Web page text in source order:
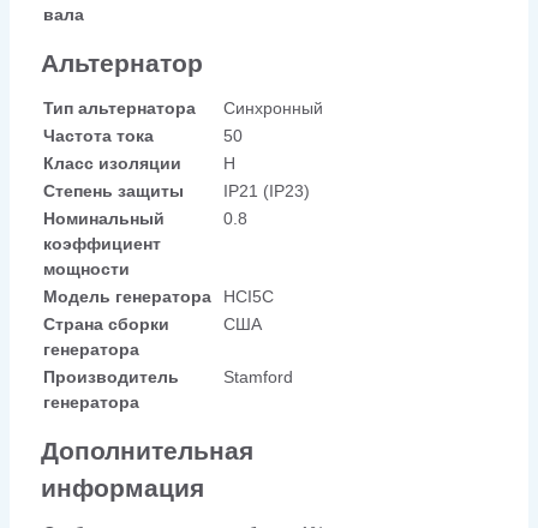
вала
Альтернатор
Тип альтернатора
Синхронный
Частота тока
50
Класс изоляции
H
Степень защиты
IP21 (IP23)
Номинальный
коэффициент
мощности
0.8
Модель генератора
HCI5C
Страна сборки
генератора
США
Производитель
генератора
Stamford
Дополнительная
информация